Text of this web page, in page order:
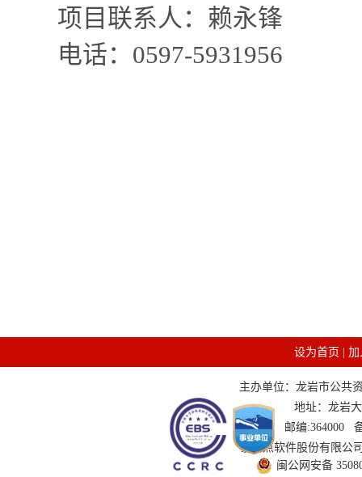
项目联系人：赖永锋
电话： 0597-5931956
设为首页 加
主办单位：龙岩市公共
地址：龙岩
邮编:364000
技术支持：国泰新点软件股份有限
闽公网安备